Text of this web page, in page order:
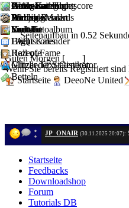
Seitenaufbau in 0.52
Guten Morgen [
]
Wenn Sie bereits Registriert
Startseite
DeeoNe United
Artikel
D1 Job Rewards
Kontakt
Downloadshop
Forum
Youtube
News Kategorie
Weblinks
Suche
FAQ
Hall of Fame
Mitglieder Statistiken
Geldgame Hightscore
Mahjong
Sudoku
Hightscores
Witze-Sammlung
Anzeige Markt
User-Fotoalbum
Event Kalender
Rezepte
Glitzer-Text-Generator
Betteln
Partnerseiten
Partner werden
Link Us
JP_ONAIR (30.11.2025 20:07):
Startseite
Feedbacks
Downloadshop
Forum
Tutorials DB